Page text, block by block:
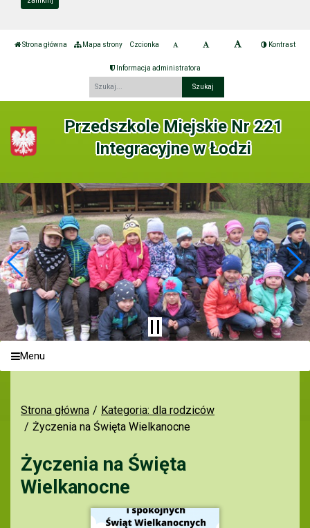
Strona główna Mapa strony Czcionka Kontrast
Informacja administratora
Przedszkole Miejskie Nr 221
Integracyjne w Łodzi
Menu
Strona główna
Kategoria: dla rodziców
Życzenia na Święta Wielkanocne
Życzenia na Święta
Wielkanocne